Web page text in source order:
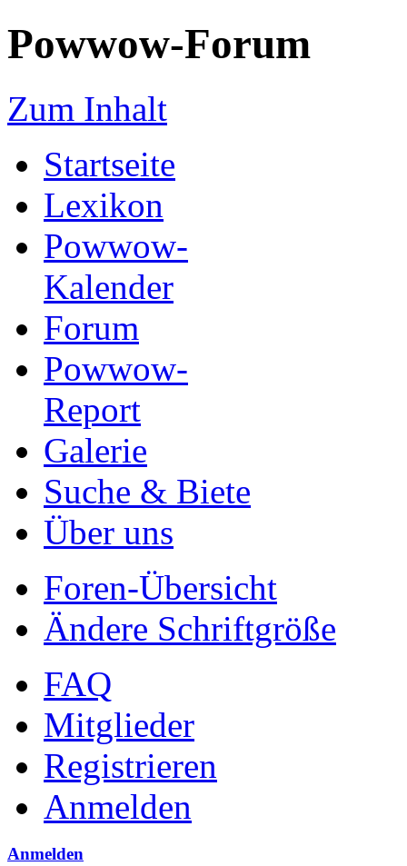
Powwow-Forum
Zum Inhalt
Startseite
Lexikon
Powwow-
Kalender
Forum
Powwow-
Report
Galerie
Suche & Biete
Über uns
Foren-Übersicht
Ändere Schriftgröße
FAQ
Mitglieder
Registrieren
Anmelden
Anmelden